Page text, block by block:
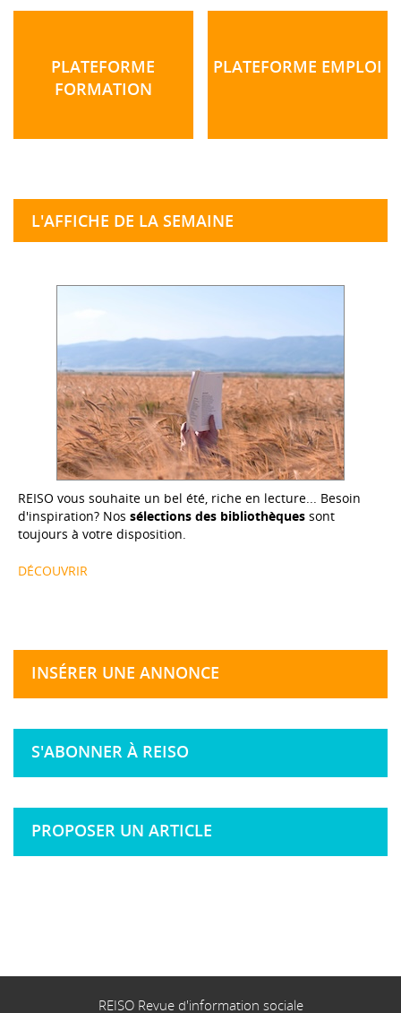
PLATEFORME
FORMATION
PLATEFORME EMPLOI
L'AFFICHE DE LA SEMAINE
REISO vous souhaite un bel été, riche en lecture... Besoin
d'inspiration? Nos sélections des bibliothèques sont
toujours à votre disposition.
DÉCOUVRIR
INSÉRER UNE ANNONCE
S'ABONNER À REISO
PROPOSER UN ARTICLE
REISO Revue d'information sociale